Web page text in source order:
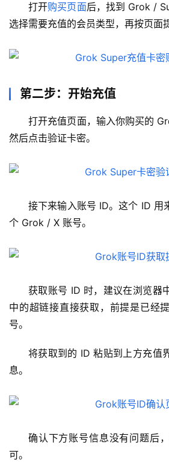
打开购买页面后，找到 Grok /
选择需要充值的会员类型，再按页面
第二步：开始充值
打开充值页面，输入你购买的
然后点击验证卡密。
接下来输入账号 ID。这个 ID 用
个 Grok / X 账号。
获取账号 ID 时，建议在浏览器
中的超链接直接获取，前提是已经
号。
将获取到的 ID 粘贴到上方充值
息。
确认下方账号信息没有问题后
可。